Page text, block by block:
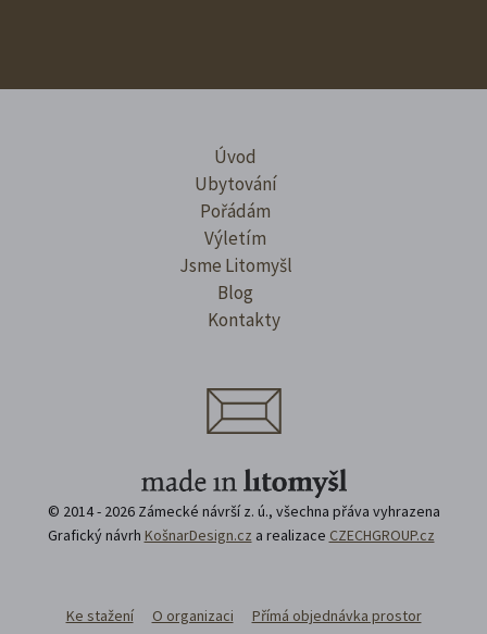
Úvod
Ubytování
Pořádám
Výletím
Jsme Litomyšl
Blog
Kontakty
© 2014 - 2026 Zámecké návrší z. ú., všechna přáva vyhrazena
Grafický návrh KošnarDesign.cz a realizace CZECHGROUP.cz
Ke stažení O organizaci
Přímá objednávka prostor